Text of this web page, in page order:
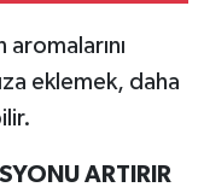
eklemek, daha
ARTIRIR